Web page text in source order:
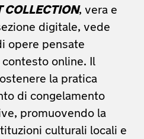
COLLECTION, vera e
digitale, vede
opere pensate
online. Il
la pratica
di congelamento
promuovendo la
culturali locali e